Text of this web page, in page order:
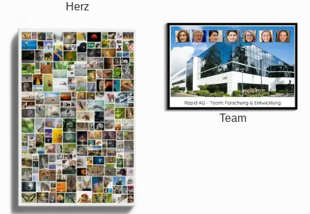
Herz
Team